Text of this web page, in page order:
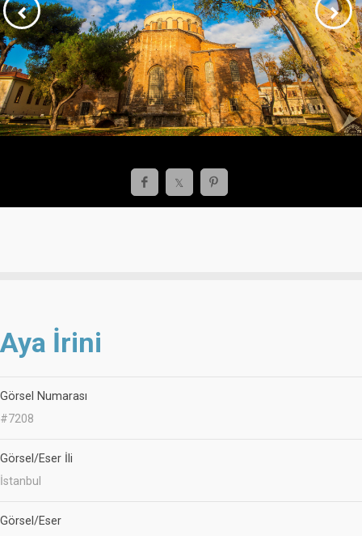
Aya İrini
Görsel Numarası
#7208
Görsel/Eser İli
İstanbul
Görsel/Eser